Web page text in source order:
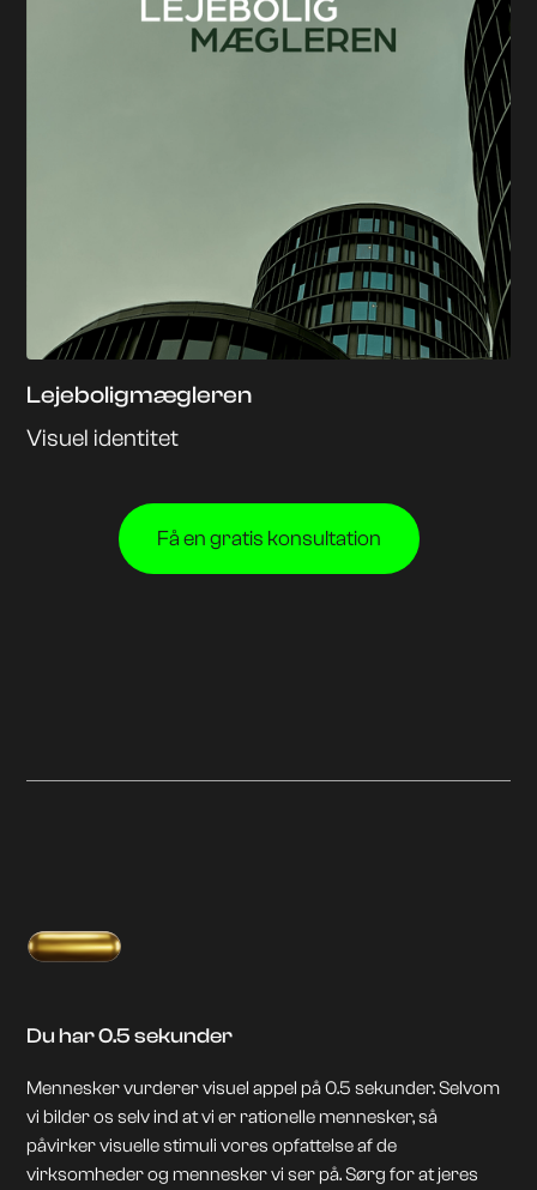
Lejeboligmægleren
Visuel identitet
Få en gratis konsultation
Du har 0.5 sekunder
Mennesker vurderer visuel appel på 0.5 sekunder. Selvom
vi bilder os selv ind at vi er rationelle mennesker, så
påvirker visuelle stimuli vores opfattelse af de
virksomheder og mennesker vi ser på. Sørg for at jeres